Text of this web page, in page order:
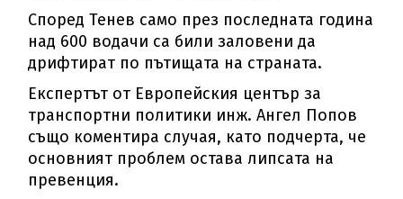
Според Тенев само през последната година
над 600 водачи са били заловени да
дрифтират по пътищата на страната.
Експертът от Европейския център за
транспортни политики инж. Ангел Попов
също коментира случая, като подчерта, че
основният проблем остава липсата на
превенция.